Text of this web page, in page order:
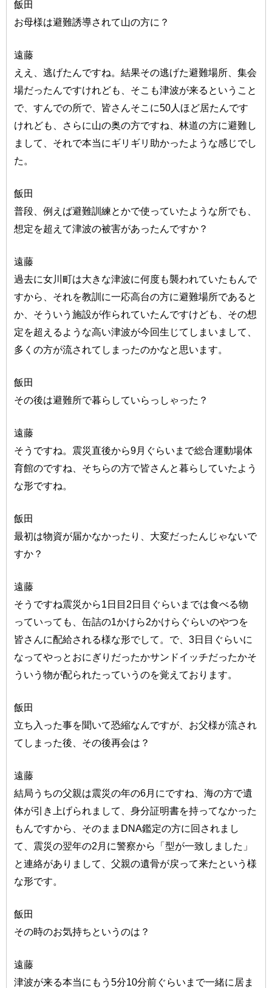
飯田
お母様は避難誘導されて山の方に？
遠藤
ええ、逃げたんですね。結果その逃げた避難場所、集会
場だったんですけれども、そこも津波が来るということ
で、すんでの所で、皆さんそこに50人ほど居たんです
けれども、さらに山の奥の方ですね、林道の方に避難し
まして、それで本当にギリギリ助かったような感じでし
た。
飯田
普段、例えば避難訓練とかで使っていたような所でも、
想定を超えて津波の被害があったんですか？
遠藤
過去に女川町は大きな津波に何度も襲われていたもんで
すから、それを教訓に一応高台の方に避難場所であると
か、そういう施設が作られていたんですけども、その想
定を超えるような高い津波が今回生じてしまいまして、
多くの方が流されてしまったのかなと思います。
飯田
その後は避難所で暮らしていらっしゃった？
遠藤
そうですね。震災直後から9月ぐらいまで総合運動場体
育館のですね、そちらの方で皆さんと暮らしていたよう
な形ですね。
飯田
最初は物資が届かなかったり、大変だったんじゃないで
すか？
遠藤
そうですね震災から1日目2日目ぐらいまでは食べる物
っていっても、缶詰の1かけら2かけらぐらいのやつを
皆さんに配給される様な形でして。で、3日目ぐらいに
なってやっとおにぎりだったかサンドイッチだったかそ
ういう物が配られたっていうのを覚えております。
飯田
立ち入った事を聞いて恐縮なんですが、お父様が流され
てしまった後、その後再会は？
遠藤
結局うちの父親は震災の年の6月にですね、海の方で遺
体が引き上げられまして、身分証明書を持ってなかった
もんですから、そのままDNA鑑定の方に回されまし
て、震災の翌年の2月に警察から「型が一致しました」
と連絡がありまして、父親の遺骨が戻って来たという様
な形です。
飯田
その時のお気持ちというのは？
遠藤
津波が来る本当にもう5分10分前ぐらいまで一緒に居ま